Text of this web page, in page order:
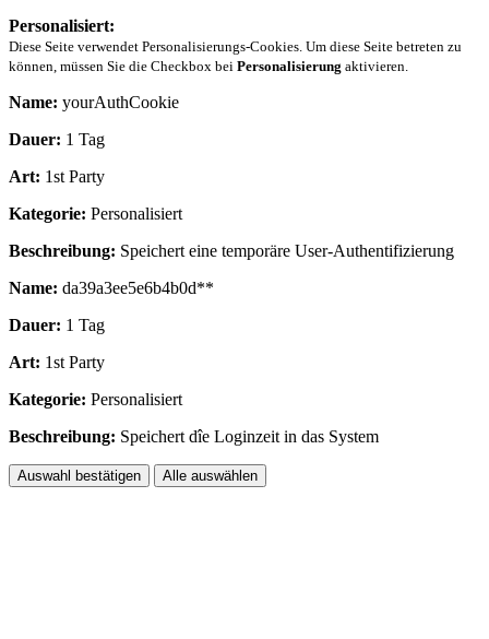
Personalisiert:
Diese Seite verwendet Personalisierungs-Cookies. Um diese Seite betreten zu
können, müssen Sie die Checkbox bei Personalisierung aktivieren.
Name: yourAuthCookie
Dauer: 1 Tag
Art: 1st Party
Kategorie: Personalisiert
Beschreibung: Speichert eine temporäre User-Authentifizierung
Name: da39a3ee5e6b4b0d**
Dauer: 1 Tag
Art: 1st Party
Kategorie: Personalisiert
Beschreibung: Speichert dîe Loginzeit in das System
Auswahl bestätigen Alle auswählen